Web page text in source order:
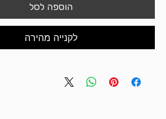
הוספה לסל
לקנייה מהירה